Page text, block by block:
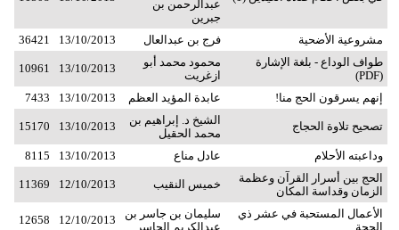
عبدالرحمن بن
جبرين
مشروعية الأضحية فرج بن عبدالعال 13/10/2013
36421
طواف الوداع - بلغة الإشارة
(PDF)
محمود محمد أبو
ازغريت
13/10/2013
10961
إنهم يسرقون الحج منا! عابدة المؤيد العظم 13/10/2013
7433
تصحيح تلاوة الحجاج
الشيخ د. إبراهيم بن
محمد الحقيل
13/10/2013
15170
وداعبته الأحلام عادل مناع 13/10/2013
8115
الحج بين أسرار القرآن وعظمة
الزمان وقداسة المكان
خميس النقيب 12/10/2013
11369
الأعمال المستحبة في عشر ذي
الحجة
سليمان بن جاسر بن
عبدالكريم الجاسر
12/10/2013
12658